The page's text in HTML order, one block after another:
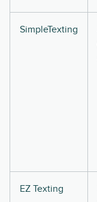
SimpleTexting
EZ Texting